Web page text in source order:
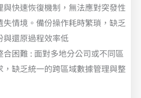
快速恢復機制，無法應對突發性
情境。備份操作耗時繁瑣，缺乏
與還原過程效率低
困難 : 面對多地分公司或不同區
缺乏統一的跨區域數據管理與整